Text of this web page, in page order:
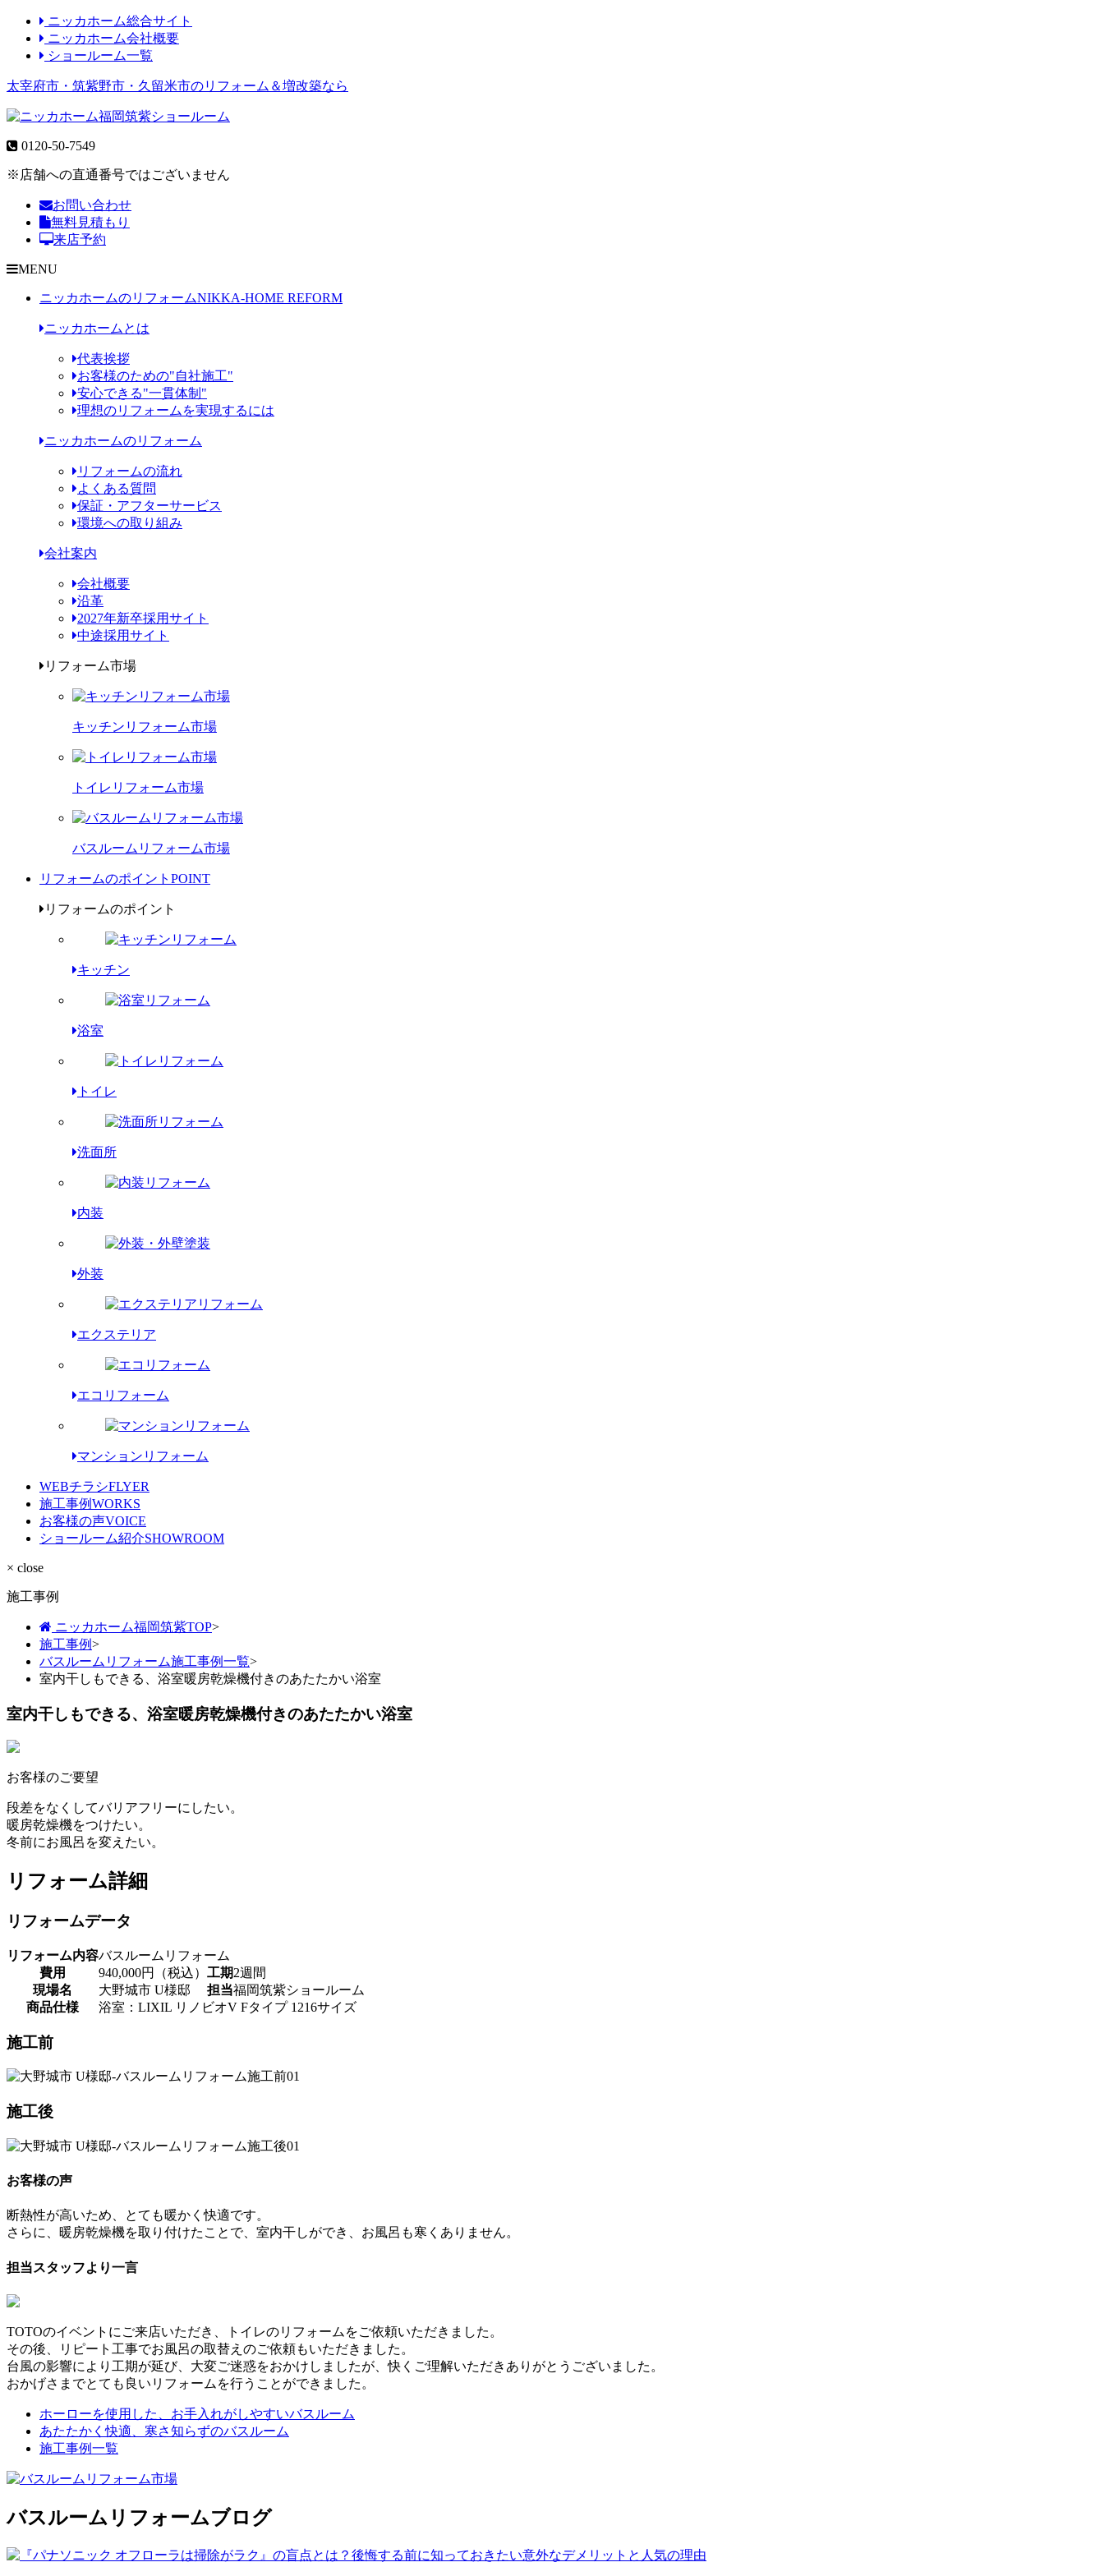
ニッカホーム総合サイト
ニッカホーム会社概要
ショールーム一覧
太宰府市・筑紫野市・久留米市のリフォーム＆増改築なら
0120-50-7549
※店舗への直通番号ではございません
お問い合わせ
無料見積もり
来店予約
MENU
ニッカホームのリフォームNIKKA-HOME REFORM
ニッカホームとは
代表挨拶
お客様のための"自社施工"
安心できる"一貫体制"
理想のリフォームを実現するには
ニッカホームのリフォーム
リフォームの流れ
よくある質問
保証・アフターサービス
環境への取り組み
会社案内
会社概要
沿革
2027年新卒採用サイト
中途採用サイト
リフォーム市場
キッチンリフォーム市場
トイレリフォーム市場
バスルームリフォーム市場
リフォームのポイント POINT
リフォームのポイント
キッチン
浴室
トイレ
洗面所
内装
外装
エクステリア
エコリフォーム
マンションリフォーム
WEBチラシFLYER
施工事例WORKS
お客様の声VOICE
ショールーム紹介SHOWROOM
× close
施工事例
ニッカホーム福岡筑紫TOP>
施工事例>
バスルームリフォーム施工事例一覧>
室内干しもできる、浴室暖房乾燥機付きのあたたかい浴室
室内干しもできる、浴室暖房乾燥機付きのあたたかい浴室
お客様のご要望
段差をなくしてバリアフリーにしたい。
暖房乾燥機をつけたい。
冬前にお風呂を変えたい。
リフォーム詳細
リフォームデータ
リフォーム内容バスルームリフォーム
費用
940,000円（税込） 工期2週間
現場名
大野城市 U様邸 担当福岡筑紫ショールーム
商品仕様
浴室：LIXIL リノビオV Fタイプ 1216サイズ
施工前
施工後
お客様の声
断熱性が高いため、とても暖かく快適です。
さらに、暖房乾燥機を取り付けたことで、室内干しができ、お風呂も寒くありません。
担当スタッフより一言
TOTOのイベントにご来店いただき、トイレのリフォームをご依頼いただきました。
その後、リピート工事でお風呂の取替えのご依頼もいただきました。
台風の影響により工期が延び、大変ご迷惑をおかけしましたが、快くご理解いただきありがとうございました。
おかげさまでとても良いリフォームを行うことができました。
ホーローを使用した、お手入れがしやすいバスルーム
あたたかく快適、寒さ知らずのバスルーム
施工事例一覧
バスルームリフォームブログ